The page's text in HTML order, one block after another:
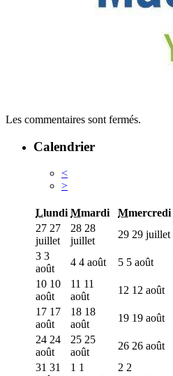
Les commentaires sont fermés.
Calendrier
<
>
Llundi Mmardi Mmercredi
27 27
juillet
28 28
juillet
29 29 juillet
3 3
août
4 4 août 5 5 août
10 10
août
11 11
août
12 12 août
17 17
août
18 18
août
19 19 août
24 24
août
25 25
août
26 26 août
31 31
1 1
2 2